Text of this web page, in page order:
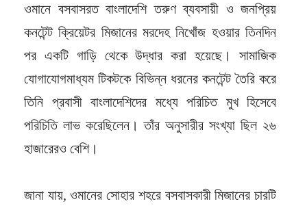
ওমানে বসবাসরত বাংলাদেশি তরুণ ব্যবসায়ী ও জনপ্রিয়
কনটেন্ট ক্রিয়েটর মিজানের মরদেহ নিখোঁজ হওয়ার তিনদিন
পর একটি গাড়ি থেকে উদ্ধার করা হয়েছে। সামাজিক
যোগাযোগমাধ্যম টিকটকে বিভিন্ন ধরনের কনটেন্ট তৈরি করে
তিনি প্রবাসী বাংলাদেশিদের মধ্যে পরিচিত মুখ হিসেবে
পরিচিতি লাভ করেছিলেন। তাঁর অনুসারীর সংখ্যা ছিল ২৬
হাজারেরও বেশি।
জানা যায়, ওমানের সোহার শহরে বসবাসকারী মিজানের চারটি